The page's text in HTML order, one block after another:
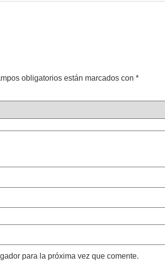
obligatorios están marcados con *
para la próxima vez que comente.